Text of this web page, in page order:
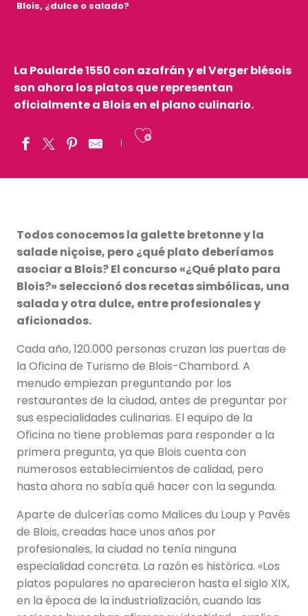
Blois, ¿dulce o salado?
La Poularde 1550 con azafrán y el Verger blésois
son ahora los platos que representan
oficialmente a Blois en el plano culinario.
Ajouter aux
Todos conocemos la galette bretonne y la
salade niçoise, pero ¿qué plato deberíamos
asociar a Blois? El concurso «¿Qué plato para
Blois?» seleccionó dos recetas simbólicas, una
salada y otra dulce, entre profesionales y
aficionados.
Cada año, 120.000 personas cruzan las puertas de
la Oficina de Turismo de Blois-Chambord. A
menudo empiezan preguntando por los
restaurantes de la ciudad, antes de preguntar por
sus especialidades culinarias. El equipo de la
Oficina no tiene problemas para responder a la
primera pregunta, ya que Blois cuenta con
numerosos establecimientos de calidad, pero
hasta ahora no sabía qué hacer con la segunda.
Aparte de dulcerías como Malices du Loup y Pavés
de Blois, creadas hace unos años por
profesionales, la ciudad no tenía ninguna
especialidad concreta. La razón es histórica. «Los
platos populares no aparecieron hasta el siglo XIX,
en la época de la industrialización, cuando las